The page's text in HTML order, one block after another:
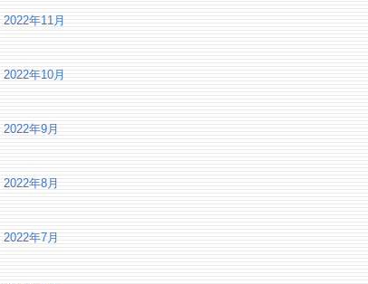
2022年11月
2022年10月
2022年9月
2022年8月
2022年7月